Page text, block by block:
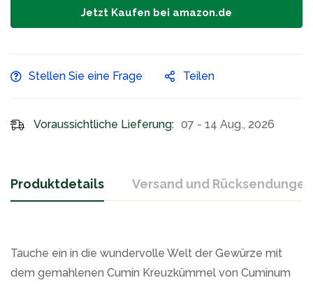
Jetzt Kaufen bei amazon.de
Stellen Sie eine Frage Teilen
Voraussichtliche Lieferung: 07 - 14 Aug., 2026
Produktdetails Versand und Rücksendungen
Tauche ein in die wundervolle Welt der Gewürze mit
dem gemahlenen Cumin Kreuzkümmel von Cuminum